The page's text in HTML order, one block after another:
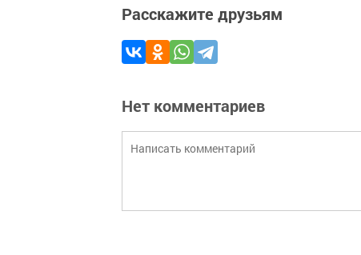
Расскажите друзьям
Нет комментариев